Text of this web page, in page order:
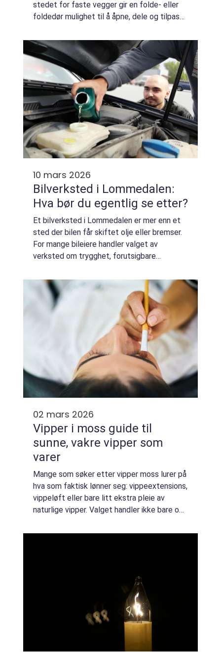
stedet for faste vegger gir en folde- eller
foldedør mulighet til å åpne, dele og tilpasse
barnehager, kontorer og forsamli...
10 mars 2026
Bilverksted i Lommedalen:
Hva bør du egentlig se etter?
Et bilverksted i Lommedalen er mer enn et
sted der bilen får skiftet olje eller bremser.
For mange bileiere handler valget av
verksted om trygghet, forutsigbare
vare på over tid. Et riktig valg ...
02 mars 2026
Vipper i moss guide til
sunne, vakre vipper som
varer
Mange som søker etter vipper moss lurer på
hva som faktisk lønner seg: vippeextensions,
vippeløft eller bare litt ekstra pleie av
naturlige vipper. Valget handler ikke bare om
skånsom behandling du ønsker f...